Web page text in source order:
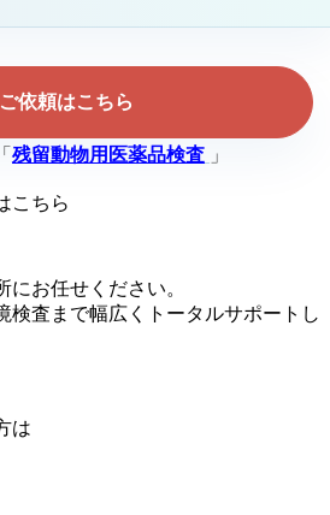
ご依頼はこちら
残留動物用医薬品検査 」
こちら
お任せください。
検査まで幅広くトータルサポートし
は